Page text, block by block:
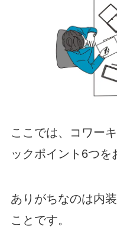
ここでは、コワー
ックポイント6つを
ありがちなのは内
ことです。